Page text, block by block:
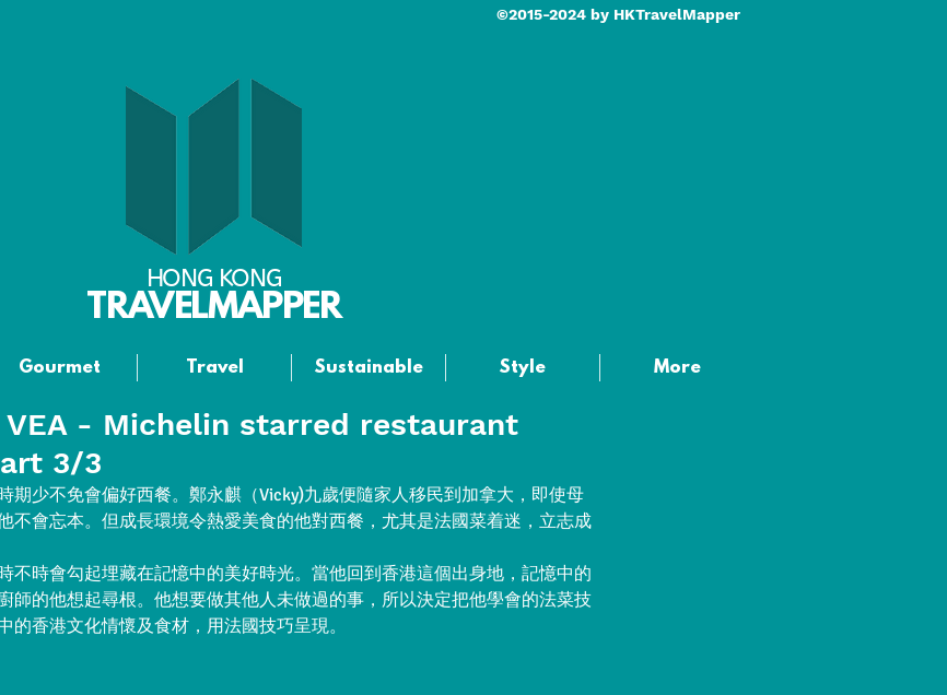
©2015-2024 by HKTravelMapper
HONG KONG
TRAVELMAPPER
Gourmet Travel Sustainable Style More
VEA - Michelin starred restaurant
3/3
期少不免會偏好西餐。鄭永麒（Vicky)九歲便隨家人移民到加拿大，即使母
不會忘本。但成長環境令熱愛美食的他對西餐，尤其是法國菜着迷，立志成
不時會勾起埋藏在記憶中的美好時光。當他回到香港這個出身地，記憶中的
師的他想起尋根。他想要做其他人未做過的事，所以決定把他學會的法菜技
的香港文化情懷及食材，用法國技巧呈現。